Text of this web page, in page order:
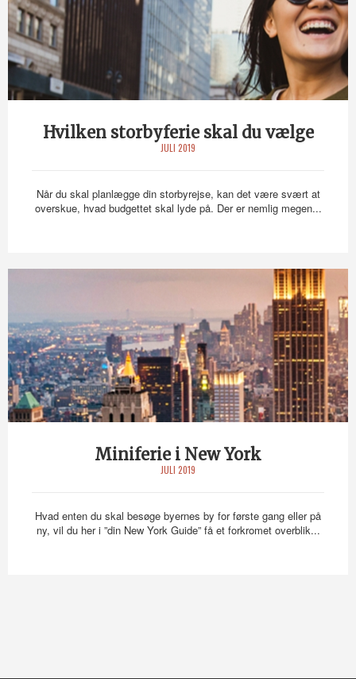
Hvilken storbyferie skal du vælge
JULI 2019
Når du skal planlægge din storbyrejse, kan det være svært at
overskue, hvad budgettet skal lyde på. Der er nemlig megen...
Miniferie i New York
JULI 2019
Hvad enten du skal besøge byernes by for første gang eller på
ny, vil du her i ”din New York Guide” få et forkromet overblik...